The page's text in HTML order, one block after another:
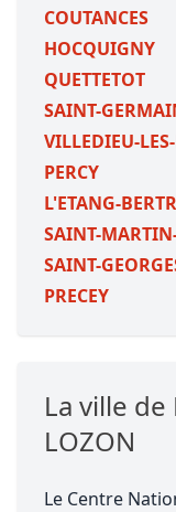
COUTANCES
HOCQUIGNY
QUETTETOT
SAINT-
VILLEDIEU-
PERCY
L'ETANG-
SAINT-
SAINT-
PRECEY
La ville de
LOZON
Le Centre